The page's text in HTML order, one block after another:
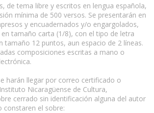
de tema libre y escritos en lengua española,
mínima de 500 versos. Se presentarán en
y encuadernados y/o engargolados,
tamaño carta (1/8), con el tipo de letra
tamaño 12 puntos, aun espacio de 2 líneas.
composiciones escritas a mano o
harán llegar por correo certificado o
Nicaragüense de Cultura,
cerrado sin identificación alguna del autor
constaren el sobre: